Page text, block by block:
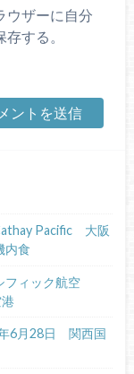
ウザーに自分
する。
Pacific 大阪
内食
フィック航空
6月28日 関西国